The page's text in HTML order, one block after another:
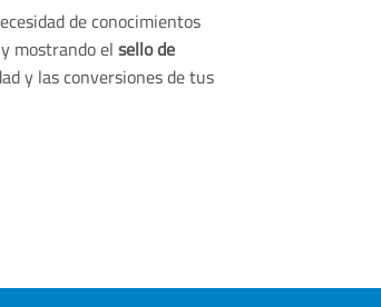
de conocimientos
mostrando elsello de
y las conversiones de tus